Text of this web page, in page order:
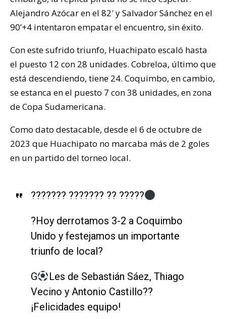
Alejandro Azócar en el 82′ y Salvador Sánchez en el
90’+4 intentaron empatar el encuentro, sin éxito.
Con este sufrido triunfo, Huachipato escaló hasta
el puesto 12 con 28 unidades. Cobreloa, último que
está descendiendo, tiene 24. Coquimbo, en cambio,
se estanca en el puesto 7 con 38 unidades, en zona
de Copa Sudamericana.
Como dato destacable, desde el 6 de octubre de
2023 que Huachipato no marcaba más de 2 goles
en un partido del torneo local.
??????? ??????? ?? ?????
?Hoy derrotamos 3-2 a Coquimbo
Unido y festejamos un importante
triunfo de local?
G
Les de Sebastián Sáez, Thiago
Vecino y Antonio Castillo??
¡Felicidades equipo!